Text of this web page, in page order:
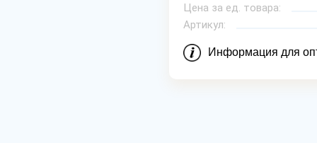
Цена за ед. товара:
Артикул:
Информация для